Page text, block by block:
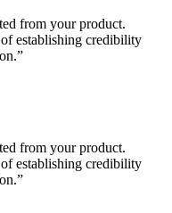
from your product.
establishing credibility
from your product.
establishing credibility